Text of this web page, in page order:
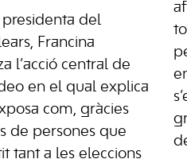
presidenta del
Francina
l’acció central de
en el qual explica
com, gràcies
de persones que
tant a les eleccions